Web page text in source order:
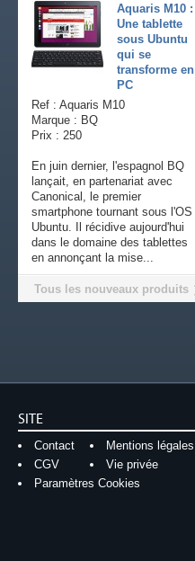
Aquaris M10 :
Une tablette
sous Ubuntu
qui se
transforme en
PC
Ref : Aquaris M10
Marque : BQ
Prix : 250
En juin dernier, l'espagnol BQ
lançait, en partenariat avec
Canonical, le premier
smartphone tournant sous l'OS
Ubuntu. Il récidive aujourd'hui
dans le domaine des tablettes
en annonçant la mise...
Tous les nouveaux produits
SITE
Contact
Mentions légales
CGV
Vie privée
Paramètres Cookies